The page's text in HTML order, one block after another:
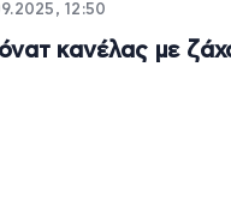
12:50
κανέλας με